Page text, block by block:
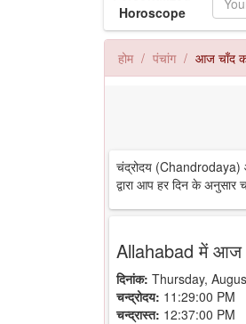
Horoscope
होम पंचांग आज चाँद
चंद्रोदय (Chandrodaya)
द्वारा आप हर दिन के
Allahabad में आज
दिनांक: Thursday,
चन्द्रोदय: 11:29:00 PM
चन्द्रास्त: 12:37:00 PM